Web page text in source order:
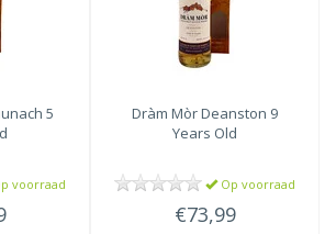
5
voorraad
Dràm MòrDeanston 9
Years Old
Op voorraad
€73,99